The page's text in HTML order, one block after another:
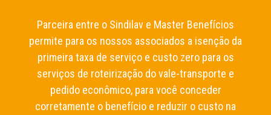
Parceira entre o Sindilav e Master Benefícios
permite para os nossos associados a isenção da
primeira taxa de serviço e custo zero para os
serviços de roteirização do vale-transporte e
pedido econômico, para você conceder
corretamente o benefício e reduzir o custo na